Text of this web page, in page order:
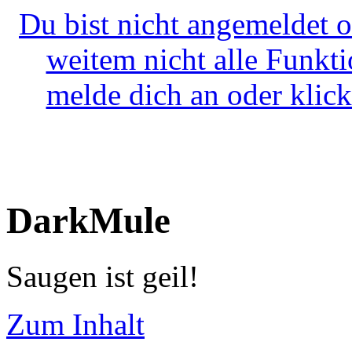
Du bist nicht angemeldet
weitem nicht alle
melde dich an oder
DarkMule
Saugen ist geil!
Zum Inhalt